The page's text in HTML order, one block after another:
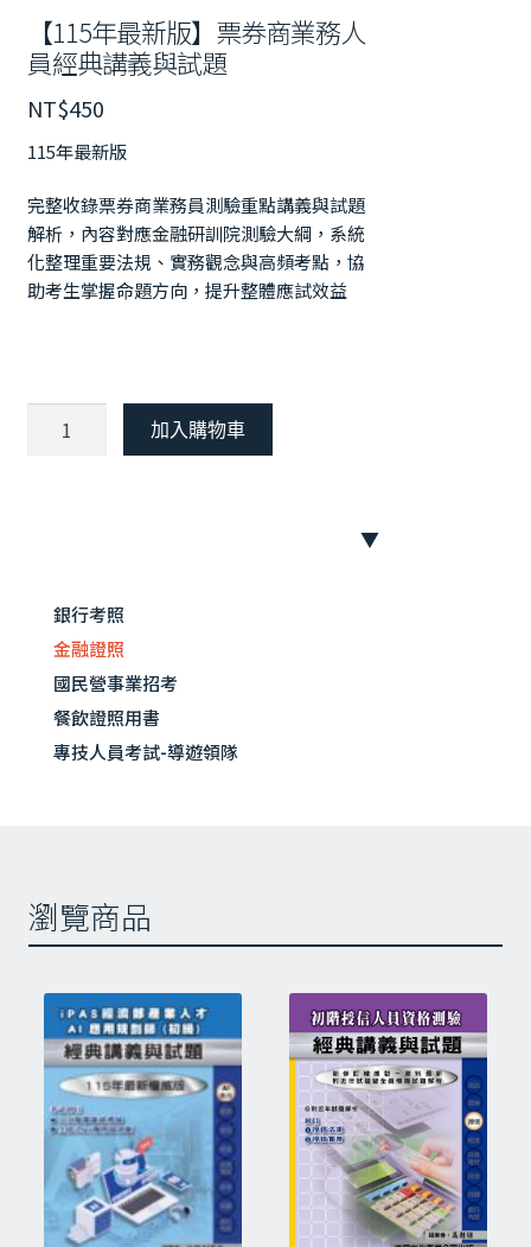
【115年最新版】票券商業務人
員經典講義與試題
NT$450
115年最新版
完整收錄票券商業務員測驗重點講義與試題
解析，內容對應金融研訓院測驗大綱，系統
化整理重要法規、實務觀念與高頻考點，協
助考生掌握命題方向，提升整體應試效益
試
題
加入購物車
員測驗重點講義與試題解析，系統化整理
高頻考點與常考題型，協助考生精準掌握
命題趨勢，有效提升備考效率與應試實力
第一篇 票券金融法規
第一章 票券金融管理法概述
撥作業
第二篇 票券金融實務
第一章 金融市場概論
第二章 票券初級市場與次級市場
第三章 總體經濟指標
第四章 債券的基本概念
第五章 債信評等與信用風險
第六章 利率風險的衡量
第七章 利率結構理論
銀行考照
金融證照
國民營事業招考
餐飲證照用書
專技人員考試-導遊領隊
瀏覽商品